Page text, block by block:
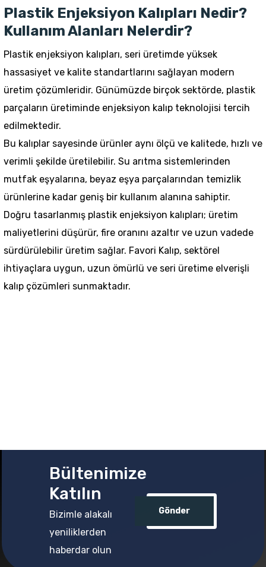
Plastik Enjeksiyon Kalıpları Nedir?
Kullanım Alanları Nelerdir?
Plastik enjeksiyon kalıpları, seri üretimde yüksek
hassasiyet ve kalite standartlarını sağlayan modern
üretim çözümleridir. Günümüzde birçok sektörde, plastik
parçaların üretiminde enjeksiyon kalıp teknolojisi tercih
edilmektedir.
Bu kalıplar sayesinde ürünler aynı ölçü ve kalitede, hızlı ve
verimli şekilde üretilebilir. Su arıtma sistemlerinden
mutfak eşyalarına, beyaz eşya parçalarından temizlik
ürünlerine kadar geniş bir kullanım alanına sahiptir.
Doğru tasarlanmış plastik enjeksiyon kalıpları; üretim
maliyetlerini düşürür, fire oranını azaltır ve uzun vadede
sürdürülebilir üretim sağlar. Favori Kalıp, sektörel
ihtiyaçlara uygun, uzun ömürlü ve seri üretime elverişli
kalıp çözümleri sunmaktadır.
Bültenimize
Katılın
Bizimle alakalı
yeniliklerden
haberdar olun
Gönder